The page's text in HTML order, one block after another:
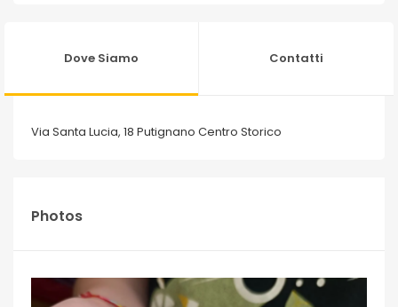
Dove Siamo Contatti
Via Santa Lucia, 18 Putignano Centro Storico
Photos